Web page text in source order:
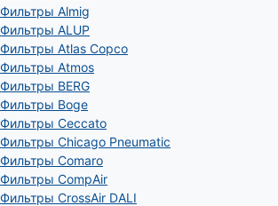
Фильтры Almig
Фильтры ALUP
Фильтры Atlas Copco
Фильтры Atmos
Фильтры BERG
Фильтры Boge
Фильтры Ceccato
Фильтры Chicago Pneumatic
Фильтры Comaro
Фильтры CompAir
Фильтры CrossAir DALI